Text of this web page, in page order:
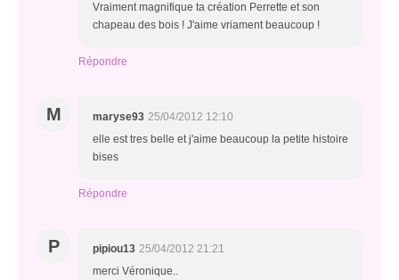
Vraiment magnifique ta création Perrette et son
chapeau des bois ! J'aime vriament beaucoup !
Répondre
M maryse93 25/04/2012 12:10
elle est tres belle et j'aime beaucoup la petite histoire
bises
Répondre
P pipiou13 25/04/2012 21:21
merci Véronique..